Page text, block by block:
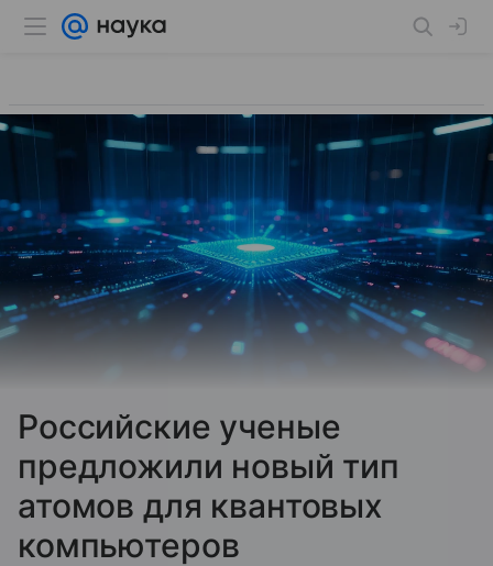
Российские ученые
предложили новый тип
атомов для квантовых
компьютеров